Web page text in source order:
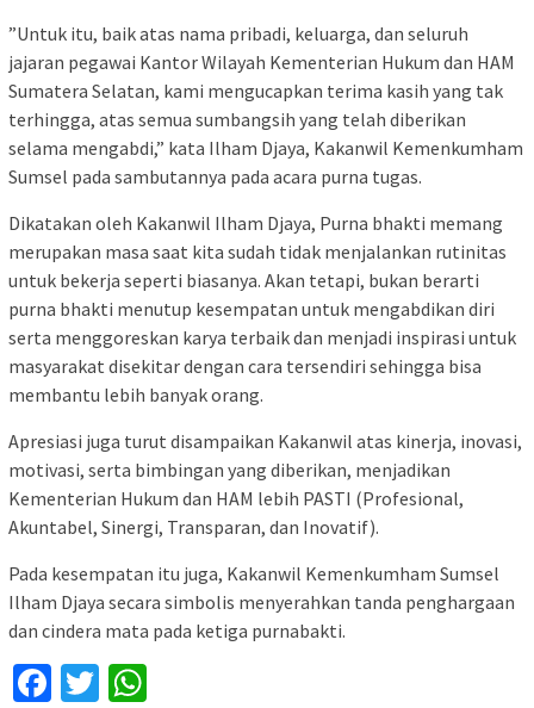
”Untuk itu, baik atas nama pribadi, keluarga, dan seluruh
jajaran pegawai Kantor Wilayah Kementerian Hukum dan HAM
Sumatera Selatan, kami mengucapkan terima kasih yang tak
terhingga, atas semua sumbangsih yang telah diberikan
selama mengabdi,” kata Ilham Djaya, Kakanwil Kemenkumham
Sumsel pada sambutannya pada acara purna tugas.
Dikatakan oleh Kakanwil Ilham Djaya, Purna bhakti memang
merupakan masa saat kita sudah tidak menjalankan rutinitas
untuk bekerja seperti biasanya. Akan tetapi, bukan berarti
purna bhakti menutup kesempatan untuk mengabdikan diri
serta menggoreskan karya terbaik dan menjadi inspirasi untuk
masyarakat disekitar dengan cara tersendiri sehingga bisa
membantu lebih banyak orang.
Apresiasi juga turut disampaikan Kakanwil atas kinerja, inovasi,
motivasi, serta bimbingan yang diberikan, menjadikan
Kementerian Hukum dan HAM lebih PASTI (Profesional,
Akuntabel, Sinergi, Transparan, dan Inovatif).
Pada kesempatan itu juga, Kakanwil Kemenkumham Sumsel
Ilham Djaya secara simbolis menyerahkan tanda penghargaan
dan cindera mata pada ketiga purnabakti.
Facebook
Twitter